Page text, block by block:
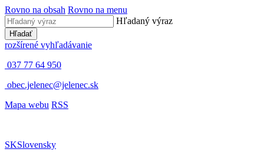
Rovno na obsah Rovno na menu
Hľadaný výraz
Hľadať
rozšírené vyhľadávanie
037 77 64 950
obec.jelenec@jelenec.sk
Mapa webu RSS
SKSlovensky